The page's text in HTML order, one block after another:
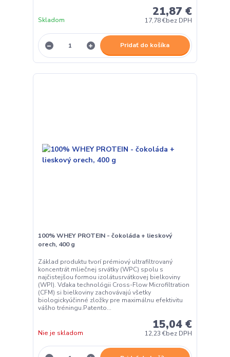
21,87 €
17,78 €bez DPH
Skladom
Pridať do košíka
100% WHEY PROTEIN - čokoláda + lieskový
orech, 400 g
Základ produktu tvorí prémiový ultrafiltrovaný
koncentrát mliečnej srvátky (WPC) spolu s
najčistejšou formou izolátusrvátkovej bielkoviny
(WPI). Vďaka technológii Cross-Flow Microfiltration
(CFM) si bielkoviny zachovávajú všetky
biologickyúčinné zložky pre maximálnu efektivitu
vášho tréningu.Patento...
15,04 €
12,23 €bez DPH
Nie je skladom